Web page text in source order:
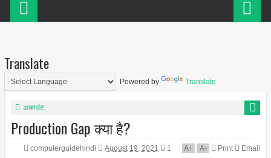
Translate
Powered by Translate
अकाउंट
Production Gap क्या है?
computerguidehindi August 19, 2021 1 A+ A- Print Email